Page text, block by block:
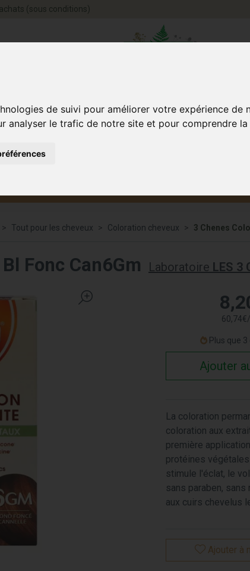
de suivi pour améliorer votre expérience
analyser le trafic de notre site et pour comprendre
(sous conditions)
Tout pour les cheveux Coloration cheveux 3 Chenes
Fonc Can6Gm Laboratoire LES 3
8,
60,74€/
Plus que 3
Ajouter
La coloration
coloration aux
première
protéines
stimule l'éclat, le
sans paraben,
aux cuirs chevelus
Ajouter à